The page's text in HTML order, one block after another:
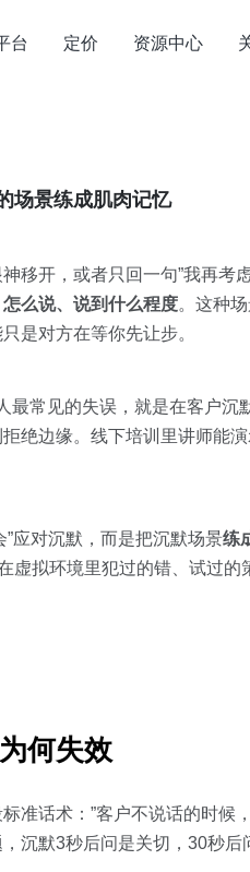
台 定价 资源中心
场景练成肌肉记忆
移开，或者只回一句”我再
么说、说到什么程度。这种
是对方在等你先让步。
最常见的失误，就是在客户
绝边缘。线下培训里讲师能
应对沉默，而是把沉默场景练
虚拟环境里犯过的错、试过
何失效
话术：”客户不说话的时候
沉默3秒后问是关切，30秒